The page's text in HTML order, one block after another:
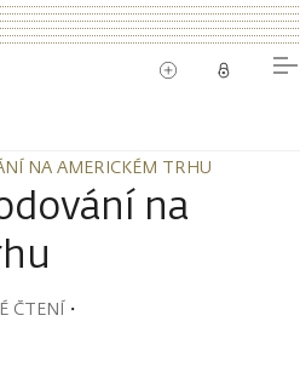
NA AMERICKÉM TRHU
NA AMERICKÉM TRHU
na
ČTENÍ・